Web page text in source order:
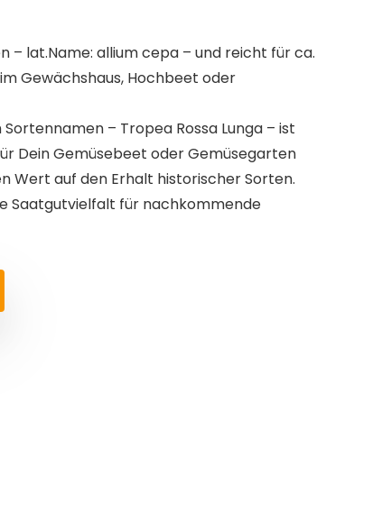
– lat.Name: allium cepa – und reicht für ca.
Gewächshaus, Hochbeet oder
– Tropea Rossa Lunga – ist
Dein Gemüsebeet oder Gemüsegarten
Wert auf den Erhalt historischer Sorten.
Saatgutvielfalt für nachkommende